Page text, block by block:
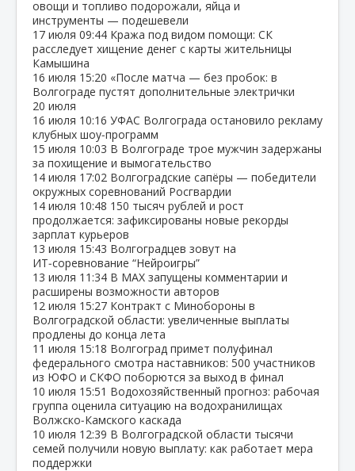
овощи и топливо подорожали, яйца и
инструменты — подешевели
17 июля 09:44 Кража под видом помощи: СК
расследует хищение денег с карты жительницы
Камышина
16 июля 15:20 «После матча — без пробок: в
Волгограде пустят дополнительные электрички
20 июля
16 июля 10:16 УФАС Волгограда остановило рекламу
клубных шоу‑программ
15 июля 10:03 В Волгограде трое мужчин задержаны
за похищение и вымогательство
14 июля 17:02 Волгоградские сапёры — победители
окружных соревнований Росгвардии
14 июля 10:48 150 тысяч рублей и рост
продолжается: зафиксированы новые рекорды
зарплат курьеров
13 июля 15:43 Волгоградцев зовут на
ИТ‑соревнование “Нейроигры”
13 июля 11:34 В МАХ запущены комментарии и
расширены возможности авторов
12 июля 15:27 Контракт с Минобороны в
Волгоградской области: увеличенные выплаты
продлены до конца лета
11 июля 15:18 Волгоград примет полуфинал
федерального смотра наставников: 500 участников
из ЮФО и СКФО поборются за выход в финал
10 июля 15:51 Водохозяйственный прогноз: рабочая
группа оценила ситуацию на водохранилищах
Волжско‑Камского каскада
10 июля 12:39 В Волгоградской области тысячи
семей получили новую выплату: как работает мера
поддержки